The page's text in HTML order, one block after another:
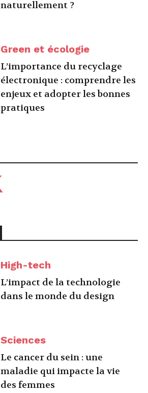
naturellement ?
Green et écologie
L’importance du recyclage
électronique : comprendre les
enjeux et adopter les bonnes
pratiques
High-tech
L’impact de la technologie
dans le monde du design
Sciences
Le cancer du sein : une
maladie qui impacte la vie
des femmes